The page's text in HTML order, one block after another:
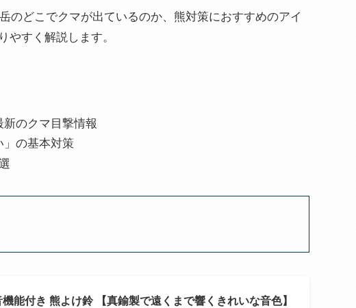
のどこでクマが出ているのか、熊対策におすすめのアイ
やすく解説します。
のクマ目撃情報
の基本対策
能付き 熊よけ鈴 【真鍮製で遠くまで響くきれいな音色】